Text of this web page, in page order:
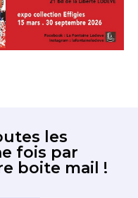
les
fois par
boite mail !